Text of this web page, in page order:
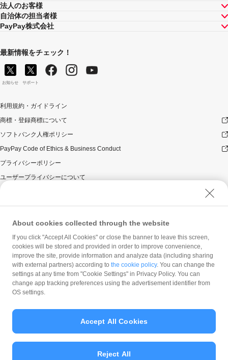
法人のお客様
自治体の担当者様
PayPay株式会社
最新情報をチェック！
お知らせ サポート
利用規約・ガイドライン
商標・登録商標について
ソフトバンク人権ポリシー
PayPay Code of Ethics & Business Conduct
プライバシーポリシー
ユーザープライバシーについて
ウェブサイト利用規約
反社会的勢力に対する方針
勧誘方針
マネロン等基本方針
カスタマーハラスメントに関する当社の考え方
© PayPay Corporation
About cookies collected through the website
If you click "Accept All Cookies" or close the banner to leave this screen,
cookies will be stored and provided in order to improve convenience,
improve the site, provide information and analyze data (including sharing
with external partners) according to the cookie policy. You can change the
settings at any time from "Cookie Settings" in Privacy Policy. You can
change app tracking preferences using the advertisement identifier from
OS settings.
Reject All
Accept All Cookies